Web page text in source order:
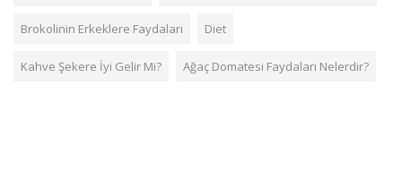
Brokolinin Erkeklere Faydaları Diet
Kahve Şekere İyi Gelir Mi? Ağaç Domatesi Faydaları Nelerdir?